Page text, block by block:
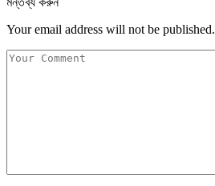
Your email address will not be published.